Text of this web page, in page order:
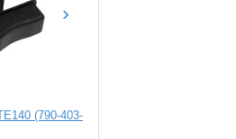
›
(790-403-